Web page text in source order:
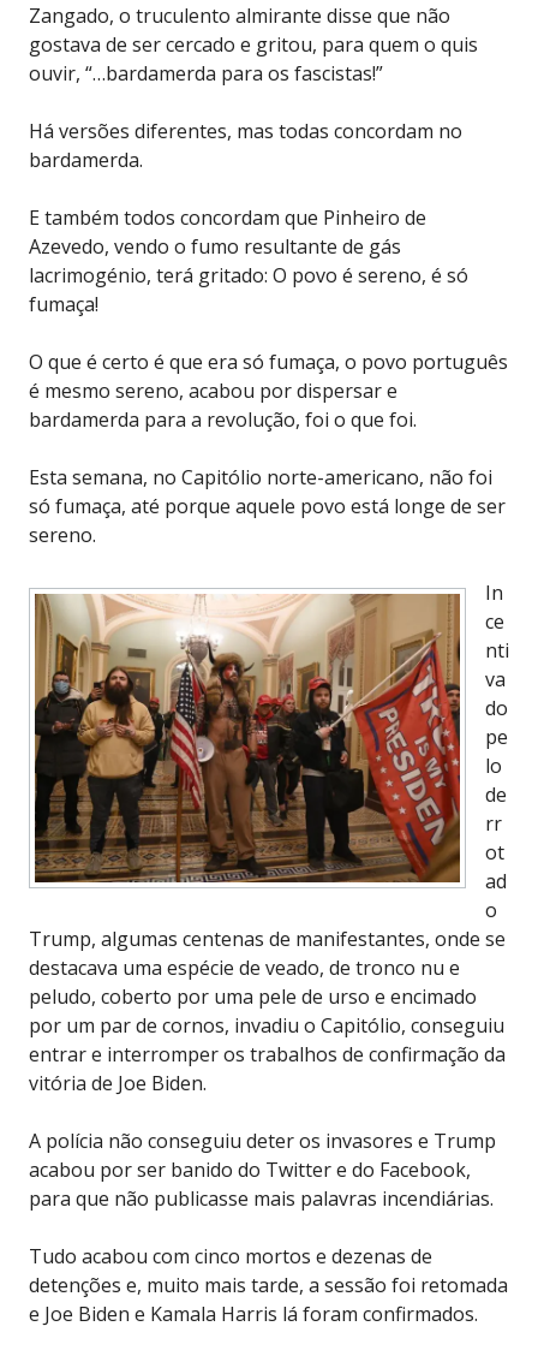
Zangado, o truculento almirante disse que não
gostava de ser cercado e gritou, para quem o quis
ouvir, “…bardamerda para os fascistas!”
Há versões diferentes, mas todas concordam no
bardamerda.
E também todos concordam que Pinheiro de
Azevedo, vendo o fumo resultante de gás
lacrimogénio, terá gritado: O povo é sereno, é só
fumaça!
O que é certo é que era só fumaça, o povo português
é mesmo sereno, acabou por dispersar e
bardamerda para a revolução, foi o que foi.
Esta semana, no Capitólio norte-americano, não foi
só fumaça, até porque aquele povo está longe de ser
sereno.
In
ce
nti
va
do
pe
lo
de
rr
ot
ad
o
Trump, algumas centenas de manifestantes, onde se
destacava uma espécie de veado, de tronco nu e
peludo, coberto por uma pele de urso e encimado
por um par de cornos, invadiu o Capitólio, conseguiu
entrar e interromper os trabalhos de confirmação da
vitória de Joe Biden.
A polícia não conseguiu deter os invasores e Trump
acabou por ser banido do Twitter e do Facebook,
para que não publicasse mais palavras incendiárias.
Tudo acabou com cinco mortos e dezenas de
detenções e, muito mais tarde, a sessão foi retomada
e Joe Biden e Kamala Harris lá foram confirmados.